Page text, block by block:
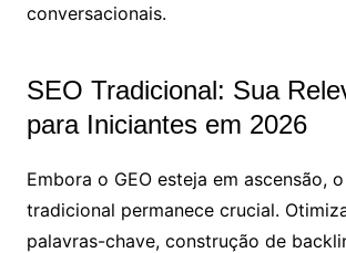
conversacionais.
SEO Tradicional: Sua
para Iniciantes em 2026
Embora o GEO esteja em ascensão, o
tradicional permanece crucial.
palavras-chave, construção de